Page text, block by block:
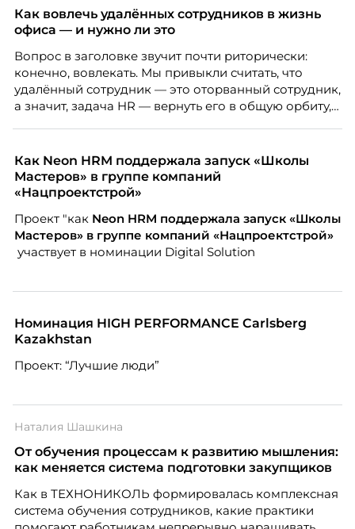
Как вовлечь удалённых сотрудников в жизнь
офиса — и нужно ли это
Вопрос в заголовке звучит почти риторически:
конечно, вовлекать. Мы привыкли считать, что
удалённый сотрудник — это оторванный сотрудник,
а значит, задача HR — вернуть его в общую орбиту,
вовлечения, стоит остановиться на неудобном
факте: данные говорят ровно обратное тому, что
подсказывает интуиция. Автор свежего выпуска
People Analytics, приглашённый лектор НИУ ВШЭ и
МИФИ, автор книги «Дао женской карьеры».
Как Neon HRM поддержала запуск «Школы
Мастеров» в группе компаний
«Нацпроектстрой»
Проект "какNeon HRM поддержала запуск «Школы
Мастеров» в группе компаний «Нацпроектстрой»
участвует в номинации Digital Solution
Номинация HIGH PERFORMANCE Carlsberg
Kazakhstan
Проект: “Лучшие люди”
Наталия Шашкина
От обучения процессам к развитию мышления:
как меняется система подготовки закупщиков
Как в ТЕХНОНИКОЛЬ формировалась комплексная
система обучения сотрудников, какие практики